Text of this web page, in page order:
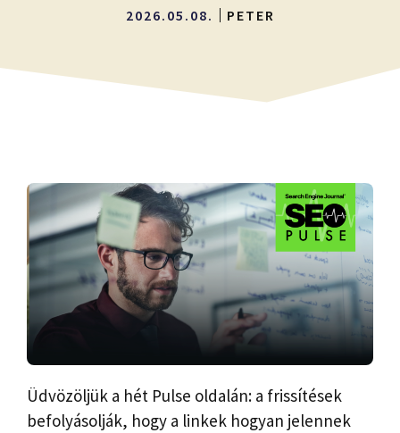
2026.05.08. PETER
Üdvözöljük a hét Pulse oldalán: a frissítések
befolyásolják, hogy a linkek hogyan jelennek